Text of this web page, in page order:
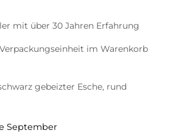
mit über 30 Jahren Erfahrung
im Warenkorb
gebeizter Esche, rund
September